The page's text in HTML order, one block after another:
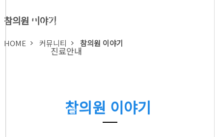
● 외래
● 신장실
진료안내
● 증명서 발급
참의원 이야기
HOME 커뮤니티 참의원 이야기
참의원 이야기